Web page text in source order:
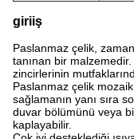
giriiş
Paslanmaz çelik,
tanınan bir
zincirlerinin
Paslanmaz çelik
sağlamanın yanı sıra
duvar bölümünü veya
kaplayabilir.